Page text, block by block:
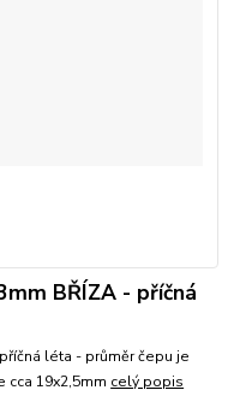
BŘÍZA - příčná
léta - průměr čepu je
cca 19x2,5mm celý popis